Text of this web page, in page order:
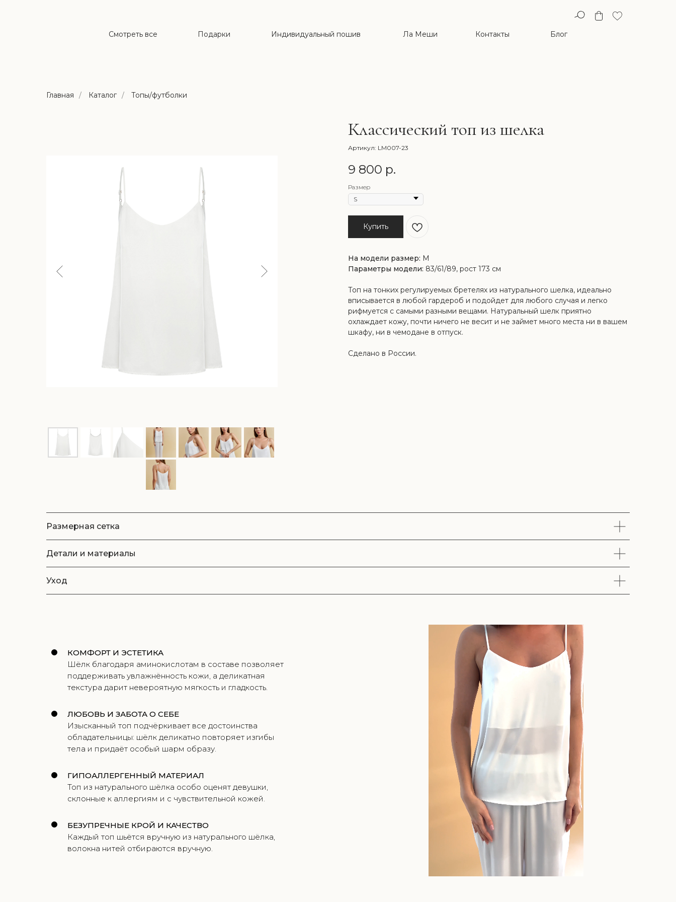
Смотреть все Подарки Ла Меши Контакты Блог
Индивидуальный пошив
Главная / Каталог / Топы/футболки
Классический топ из шелка
Артикул: LM007-23
9 800 р.
Размер
Купить
На модели размер: М
Параметры модели: 83/61/89, рост 173 см
Топ на тонких регулируемых бретелях из натурального шелка, идеально
вписывается в любой гардероб и подойдет для любого случая и легко
рифмуется с самыми разными вещами. Натуральный шелк приятно
охлаждает кожу, почти ничего не весит и не займет много места ни в вашем
шкафу, ни в чемодане в отпуск.
Сделано в России.
Размерная сетка
Детали и материалы
Уход
КОМФОРТ И ЭСТЕТИКА
Шёлк благодаря аминокислотам в составе позволяет
поддерживать увлажнённость кожи, а деликатная
текстура дарит невероятную мягкость и гладкость.
ЛЮБОВЬ И ЗАБОТА О СЕБЕ
Изысканный топ подчёркивает все достоинства
обладательницы: шёлк деликатно повторяет изгибы
тела и придаёт особый шарм образу.
ГИПОАЛЛЕРГЕННЫЙ МАТЕРИАЛ
Топ из натурального шёлка особо оценят девушки,
склонные к аллергиям и с чувствительной кожей.
БЕЗУПРЕЧНЫЕ КРОЙ И КАЧЕСТВО
Каждый топ шьётся вручную из натурального шёлка,
волокна нитей отбираются вручную.